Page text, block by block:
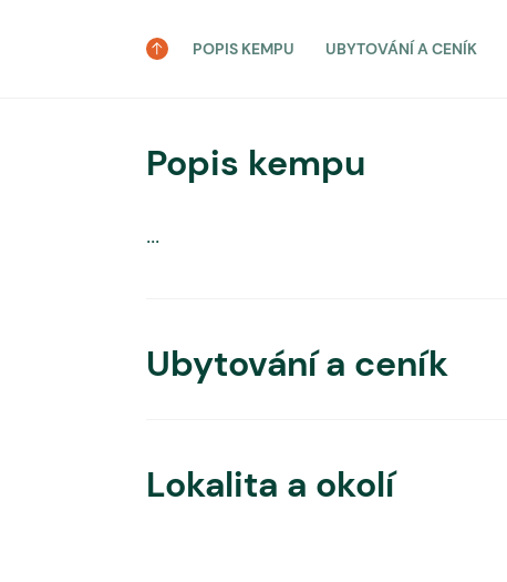
POPIS KEMPU UBYTOVÁNÍ A CENÍK
Popis kempu
...
Ubytování a ceník
Lokalita a okolí